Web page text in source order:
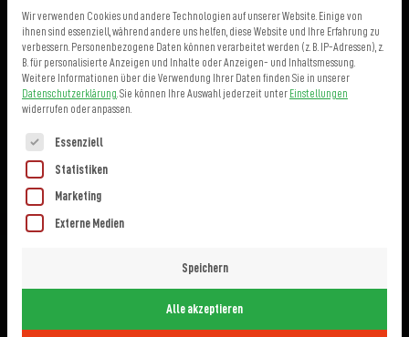
Wir verwenden Cookies und andere Technologien auf unserer Website. Einige von
ihnen sind essenziell, während andere uns helfen, diese Website und Ihre Erfahrung zu
verbessern. Personenbezogene Daten können verarbeitet werden (z. B. IP-Adressen), z.
B. für personalisierte Anzeigen und Inhalte oder Anzeigen- und Inhaltsmessung.
Weitere Informationen über die Verwendung Ihrer Daten finden Sie in unserer
Datenschutzerklärung Sie können Ihre Auswahl jederzeit unter Einstellungen
widerrufen oder anpassen.
Es folgt eine Liste der Service-Gruppen, für die eine Einwilligung erteilt
Essenziell
Statistiken
Marketing
Externe Medien
Speichern
Alle akzeptieren